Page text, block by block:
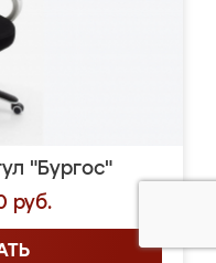
"Бургос"
руб.